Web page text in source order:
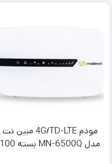
مودم 4G/TD-LTE مبین نت
مدل MN-6500Q بسته 100